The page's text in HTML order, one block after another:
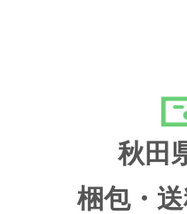
秋田
梱包・